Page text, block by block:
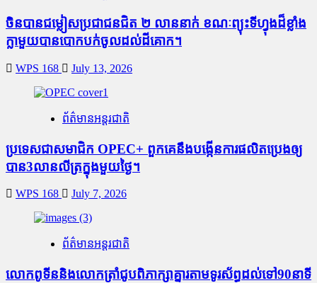
ចិនបានជម្លៀសប្រជាជនជិត ២ លាននាក់ ខណៈព្យុះទីហ្វុងដ៏ខ្លាំង
ក្លាមួយបានបោកបក់ចូលដល់ដីគោក។
WPS 168 July 13, 2026
ព័ត៌មានអន្តរជាតិ
ប្រទេសជាសមាជិក OPEC+​ ពួកគេនឹងបង្កើនការផលិតប្រេងឲ្យ
បាន3លានលីត្រក្នុងមួយថ្ងៃ។
WPS 168 July 7, 2026
ព័ត៌មានអន្តរជាតិ
លោកពូទីននិងលោកត្រាំជូបពិភាក្សាគ្នារតាមទូរស័ព្ធដល់ទៅ90នាទី